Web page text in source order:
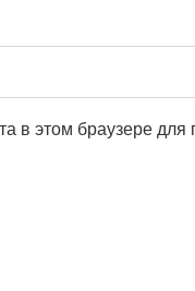
в этом браузере